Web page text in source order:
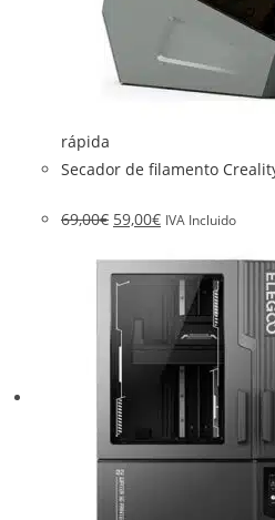
rápida
Secador de filamento
69,00€ 59,00€ IVA Incluido